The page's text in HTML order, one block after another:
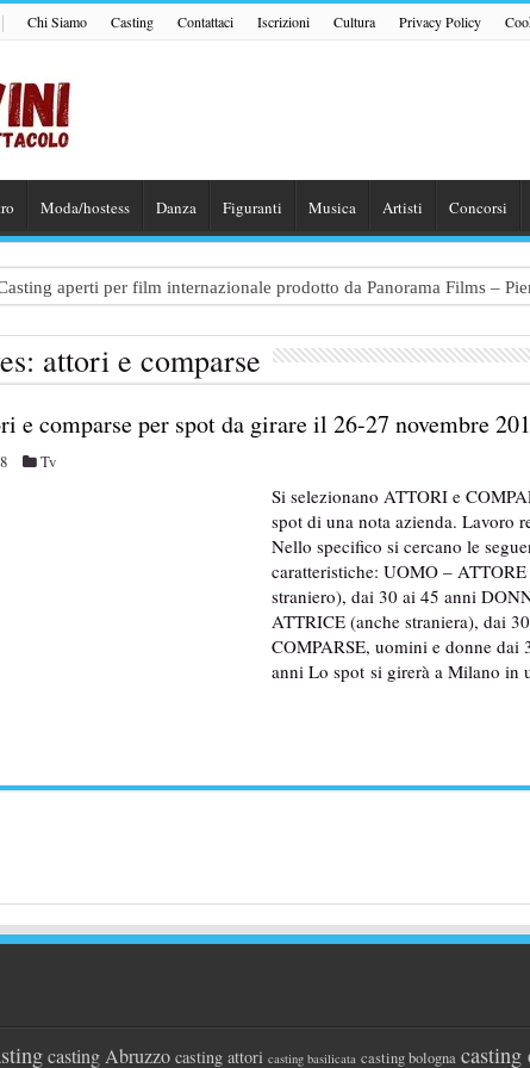
Chi Siamo Casting Contattaci Iscrizioni Cultura Privacy Policy
Moda/hostess Danza Figuranti Musica Artisti Concorsi
aperti per film internazionale prodotto da Panorama Films –
per coppia: Realizzazione shooting foto e video retribuito per
attori e comparse
e comparse per spot da girare il 26-27 novembre
Tv
Si selezionano ATTORI e
spot di una nota azienda. Lavoro
Nello specifico si cercano le
caratteristiche: UOMO – ATTORE
straniero), dai 30 ai 45 anni
ATTRICE (anche straniera), dai
COMPARSE, uomini e donne dai
anni Lo spot si girerà a Milano in
casting Abruzzo casting attori casting basilicata casting bologna casting